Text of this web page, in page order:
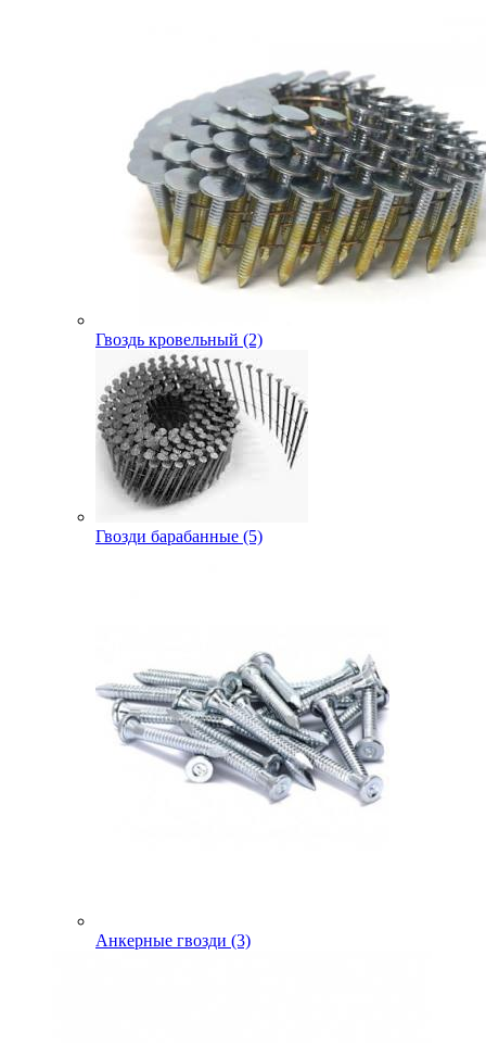
Гвоздь кровельный (2)
Гвозди барабанные (5)
Анкерные гвозди (3)